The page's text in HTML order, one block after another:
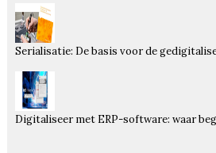
Serialisatie: De basis voor de
Digitaliseer met ERP-software: waar